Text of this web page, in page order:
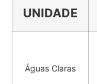
UNIDADE
Águas Claras